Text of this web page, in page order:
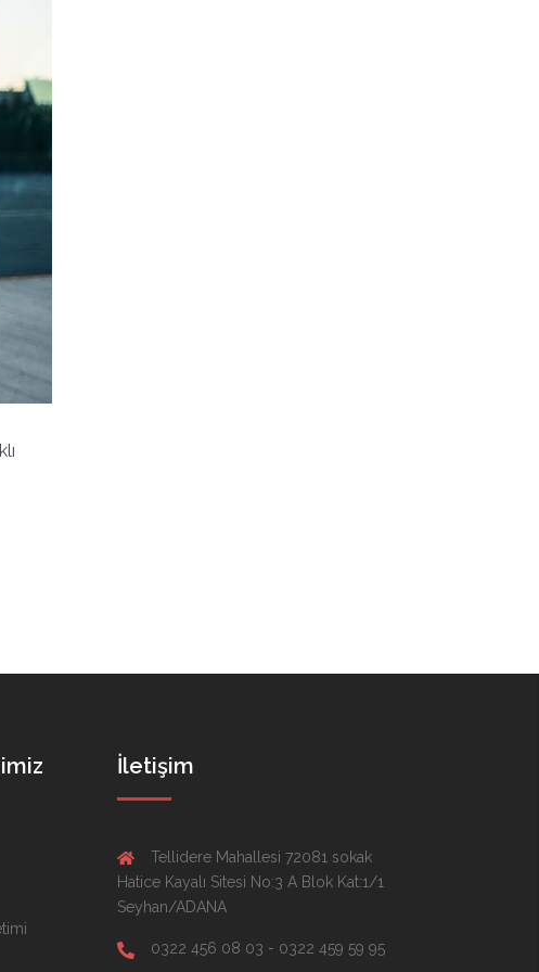
İletişim
Tellidere Mahallesi 72081 sokak
Hatice Kayalı Sitesi No:3 A Blok Kat:1/1
Seyhan/ADANA
0322 456 08 03 - 0322 459 59 95